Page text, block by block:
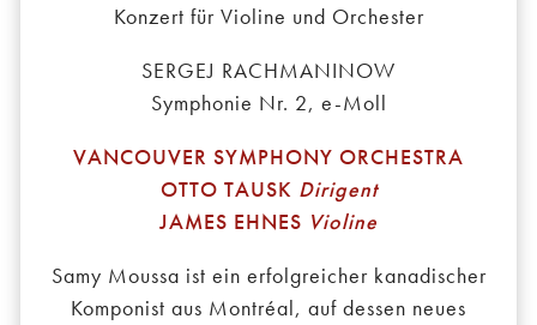
Konzert für Violine und Orchester
SERGEJ RACHMANINOW
Symphonie Nr. 2, e-Moll
VANCOUVER SYMPHONY ORCHESTRA
OTTO TAUSK Dirigent
JAMES EHNES Violine
Samy Moussa ist ein erfolgreicher kanadischer
Komponist aus Montréal, auf dessen neues